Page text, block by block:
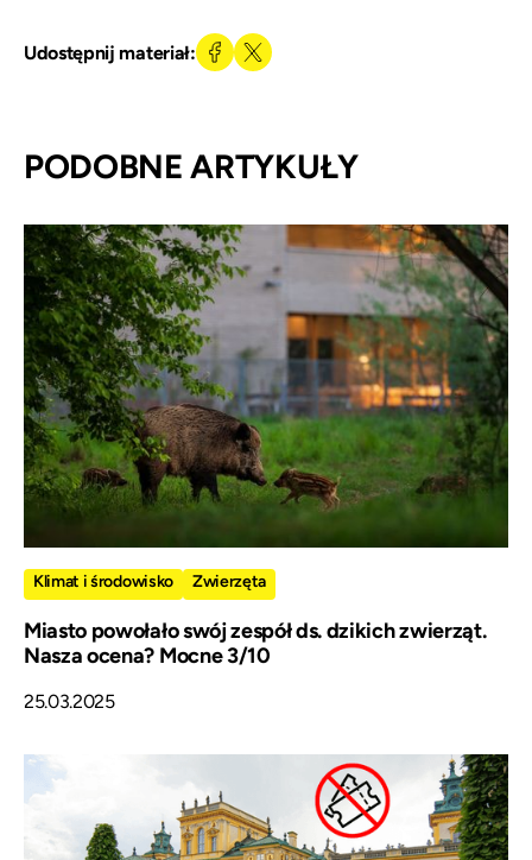
Udostępnij materiał:
PODOBNE ARTYKUŁY
Klimat i środowisko Zwierzęta
Miasto powołało swój zespół ds. dzikich zwierząt.
Nasza ocena? Mocne 3/10
25.03.2025